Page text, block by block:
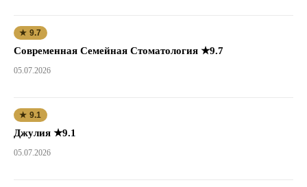
★ 9.7
Современная Семейная Стоматология ★9.7
05.07.2026
★ 9.1
Джулия ★9.1
05.07.2026